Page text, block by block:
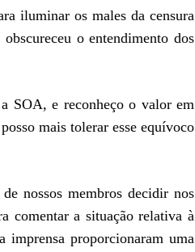
iluminar os males da censura
o entendimento dos
SOA, e reconheço o valor em
mais tolerar esse equívoco
nossos membros decidir nos
comentar a situação relativa à
imprensa proporcionaram uma